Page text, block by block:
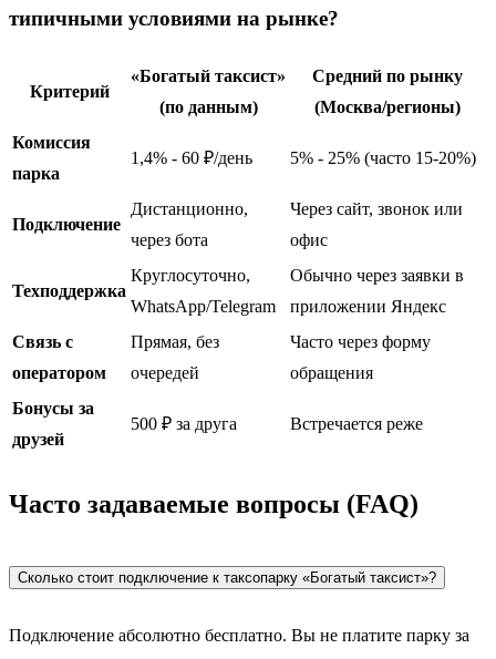
типичными условиями на рынке?
Критерий
«Богатый таксист»
(по данным)
Средний по рынку
(Москва/регионы)
Комиссия
парка
1,4% - 60 ₽/день 5% - 25% (часто 15-20%)
Подключение
Дистанционно,
через бота
Через сайт, звонок или
офис
Техподдержка
Круглосуточно,
WhatsApp/Telegram
Обычно через заявки в
приложении Яндекс
Связь с
оператором
Прямая, без
очередей
Часто через форму
обращения
Бонусы за
друзей
500 ₽ за друга Встречается реже
Часто задаваемые вопросы (FAQ)
Сколько стоит подключение к таксопарку «Богатый таксист»?
Подключение абсолютно бесплатно. Вы не платите парку за